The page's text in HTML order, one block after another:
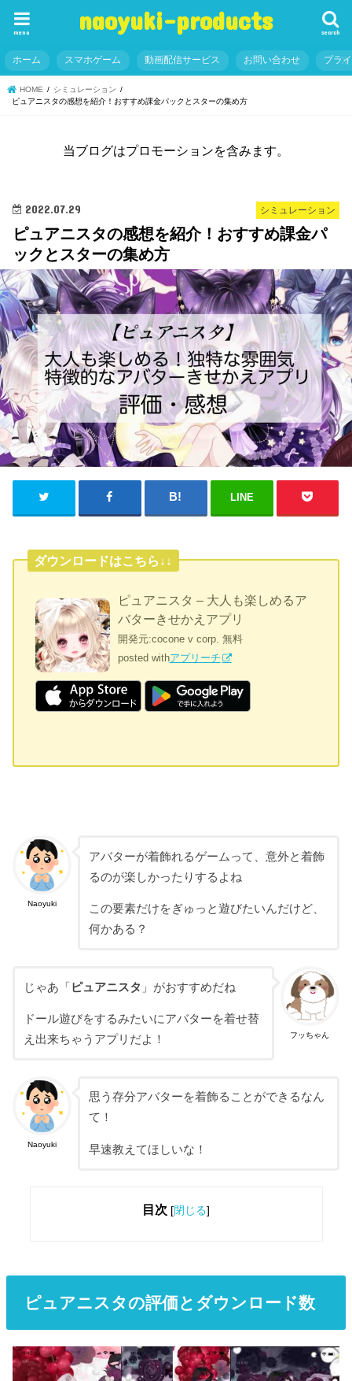
naoyuki-products search
menu
ホーム スマホゲーム 動画配信サービス お問い合わせ プラ
HOME
シミュレーション
ピュアニスタの感想を紹介！おすすめ課金パックとスターの集め方
当ブログはプロモーションを含みます。
シミュレーション
2022.07.29
ピュアニスタの感想を紹介！おすすめ課金パ
ックとスターの集め方
LINE
ダウンロードはこちら↓↓
ピュアニスタ – 大人も楽しめるア
バターきせかえアプリ
開発元:cocone v corp. 無料
posted withアプリーチ
Naoyuki
アバターが着飾れるゲームって、意外と着飾
るのが楽しかったりするよね
この要素だけをぎゅっと遊びたいんだけど、
何かある？
フッちゃん
じゃあ「ピュアニスタ 」がおすすめだね
ドール遊びをするみたいにアバターを着せ替
え出来ちゃうアプリだよ！
Naoyuki
思う存分アバターを着飾ることができるなん
て！
早速教えてほしいな！
目次 [閉じる]
ピュアニスタの評価とダウンロード数